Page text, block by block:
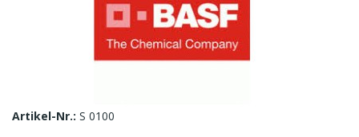
Artikel-Nr.: S 0100